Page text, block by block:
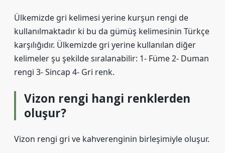
Ülkemizde gri kelimesi yerine kurşun rengi de
kullanılmaktadır ki bu da gümüş kelimesinin Türkçe
karşılığıdır. Ülkemizde gri yerine kullanılan diğer
kelimeler şu şekilde sıralanabilir: 1- Füme 2- Duman
rengi 3- Sincap 4- Gri renk.
Vizon rengi hangi renklerden
oluşur?
Vizon rengi gri ve kahverenginin birleşimiyle oluşur.